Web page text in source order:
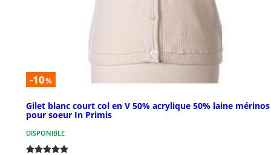
-10%
Gilet blanc court col en V 50% acrylique 50% laine mérinos
pour soeur In Primis
DISPONIBLE